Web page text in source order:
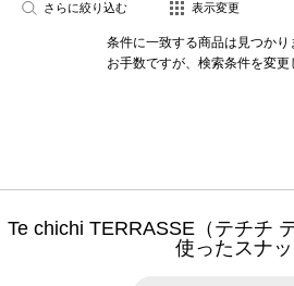
さらに絞り込む 表示変更
条件に一致する商品は見つかり
お手数ですが、検索条件を変更
Te chichi TERRASSE（テチチ
使ったスナ